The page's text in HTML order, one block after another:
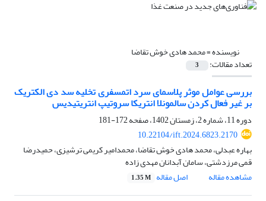
نویسنده =محمد هادی خوش تقاضا
تعداد مقالات: 3
بررسی عوامل موثر پلاسمای سرد اتمسفری تخلیه سد دی الکتریک
بر غیر فعال کردن سالمونلا انتریکا سروتیپ انتریتیدیس
دوره 11، شماره 2، زمستان 1402، صفحه
172-181
10.22104/ift.2024.6823.2170
بهاره عبدلی، محمد هادی خوش تقاضا، محمدامیر کریمی ترشیزی، حمیدرضا
قمی مرزدشتی، سامان آبدانان مهدی زاده
مشاهده مقاله
اصل مقاله 1.35 M